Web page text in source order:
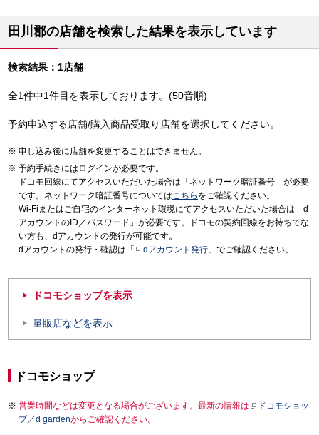
田川郡の店舗を検索した結果を表示しています
検索結果：1店舗
全1件中1件目を表示しております。(50音順)
予約申込する店舗/購入商品受取り店舗を選択してください。
申し込み後に店舗を変更することはできません。
予約手続きにはログインが必要です。
ドコモ回線にてアクセスいただいた場合は「ネットワーク暗証番号」が必要
です。ネットワーク暗証番号についてはこちら をご確認ください。
Wi-Fiまたはご自宅のインターネット環境にてアクセスいただいた場合は「d
アカウントのID／パスワード」が必要です。ドコモの契約回線をお持ちでな
い方も、dアカウントの発行が可能です。
dアカウントの発行・確認は「
dアカウント発行 」でご確認ください。
ドコモショップを表示
量販店などを表示
ドコモショップ
営業時間などは変更となる場合がございます。最新の情報は
ドコモショッ
プ／d gardenからご確認ください。